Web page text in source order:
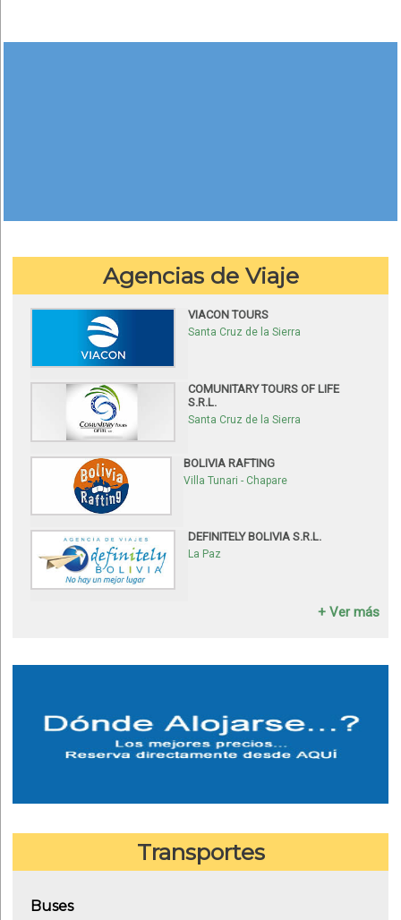
Agencias de Viaje
VIACON TOURS
Santa Cruz de la Sierra
COMUNITARY TOURS OF LIFE
S.R.L.
Santa Cruz de la Sierra
BOLIVIA RAFTING
Villa Tunari - Chapare
DEFINITELY BOLIVIA S.R.L.
La Paz
+ Ver más
Transportes
Buses